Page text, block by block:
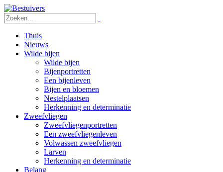
Thuis
Nieuws
Wilde bijen
Wilde bijen
Bijenportretten
Een bijenleven
Bijen en bloemen
Nestelplaatsen
Herkenning en determinatie
Zweefvliegen
Zweefvliegenportretten
Een zweefvliegenleven
Volwassen zweefvliegen
Larven
Herkenning en determinatie
Belang